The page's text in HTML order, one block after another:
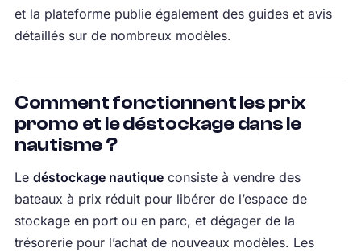
et la plateforme publie également des guides et avis
détaillés sur de nombreux modèles.
Comment fonctionnent les prix
promo et le déstockage dans le
nautisme ?
Le déstockage nautiqueconsiste à vendre des
bateaux à prix réduit pour libérer de l’espace de
stockage en port ou en parc, et dégager de la
trésorerie pour l’achat de nouveaux modèles. Les